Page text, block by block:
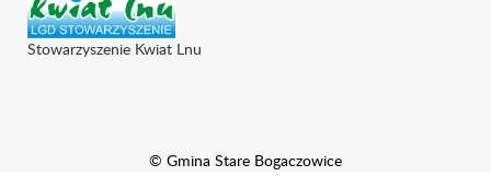
© Gmina Stare Bogaczowice
Stowarzyszenie Kwiat Lnu